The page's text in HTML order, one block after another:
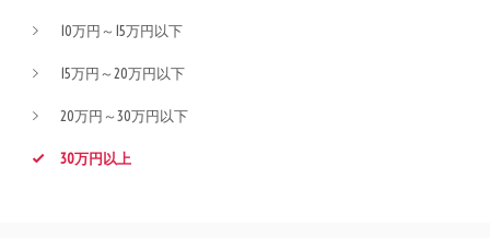
10万円～15万円以下
15万円～20万円以下
20万円～30万円以下
30万円以上